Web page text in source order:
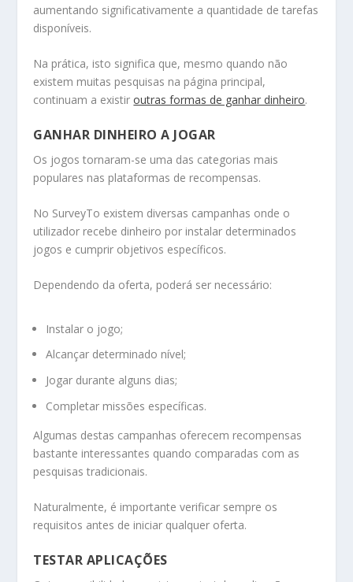
aumentando significativamente a quantidade de tarefas
disponíveis.
Na prática, isto significa que, mesmo quando não
existem muitas pesquisas na página principal,
continuam a existiroutras formas de ganhar dinheiro.
GANHAR DINHEIRO A JOGAR
Os jogos tornaram-se uma das categorias mais
populares nas plataformas de recompensas.
No SurveyTo existem diversas campanhas onde o
utilizador recebe dinheiro por instalar determinados
jogos e cumprir objetivos específicos.
Dependendo da oferta, poderá ser necessário:
Instalar o jogo;
Alcançar determinado nível;
Jogar durante alguns dias;
Completar missões específicas.
Algumas destas campanhas oferecem recompensas
bastante interessantes quando comparadas com as
pesquisas tradicionais.
Naturalmente, é importante verificar sempre os
requisitos antes de iniciar qualquer oferta.
TESTAR APLICAÇÕES